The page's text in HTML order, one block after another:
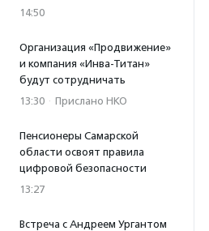
14:50
Организация «Продвижение»
и компания «Инва-Титан»
будут сотрудничать
13:30 · Прислано НКО
Пенсионеры Самарской
области освоят правила
цифровой безопасности
13:27
Встреча с Андреем Ургантом